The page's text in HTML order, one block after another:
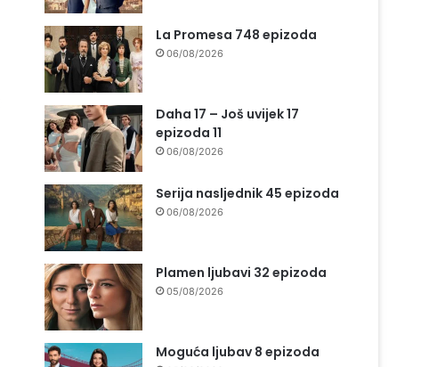
La Promesa 748 epizoda
06/08/2026
Daha 17 – Još uvijek 17
epizoda 11
06/08/2026
Serija nasljednik 45 epizoda
06/08/2026
Plamen ljubavi 32 epizoda
05/08/2026
Moguća ljubav 8 epizoda